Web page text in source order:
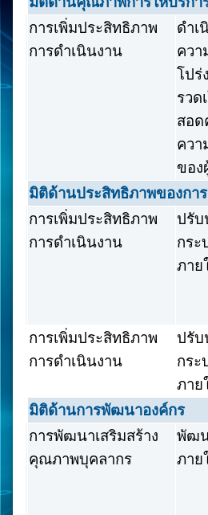
การเพิ่มประสิทธิภาพ
การดำเนินงาน
ดำเ
ควา
โปร่
รวด
สอด
ควา
ของ
มิติด้านประสิทธิภาพของกา
การเพิ่มประสิทธิภาพ
การดำเนินงาน
ปรั
กระ
ภาย
การเพิ่มประสิทธิภาพ
การดำเนินงาน
ปรั
กระ
ภาย
มิติด้านการพัฒนาองค์กร
การพัฒนาเสริมสร้าง
คุณภาพบุคลากร
พัฒ
ภาย